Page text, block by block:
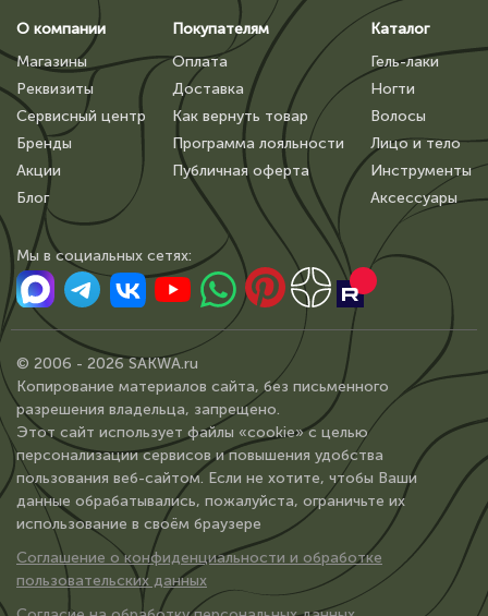
О компании
Магазины
Реквизиты
Сервисный центр
Бренды
Акции
Блог
Покупателям
Оплата
Доставка
Как вернуть товар
Программа лояльности
Публичная оферта
Каталог
Гель-лаки
Ногти
Волосы
Лицо и тело
Инструменты
Аксессуары
Мы в сoциальных сетях:
© 2006 - 2026 SAKWA.ru
Копирование материалов сайта, без письменного
разрешения владельца, запрещено.
Этот сайт использует файлы «cookie» с целью
персонализации сервисов и повышения удобства
пользования веб-сайтом. Если не хотите, чтобы Ваши
данные обрабатывались, пожалуйста, ограничьте их
использование в своём браузере
Соглашение о конфиденциальности и обработке
пользовательских данных